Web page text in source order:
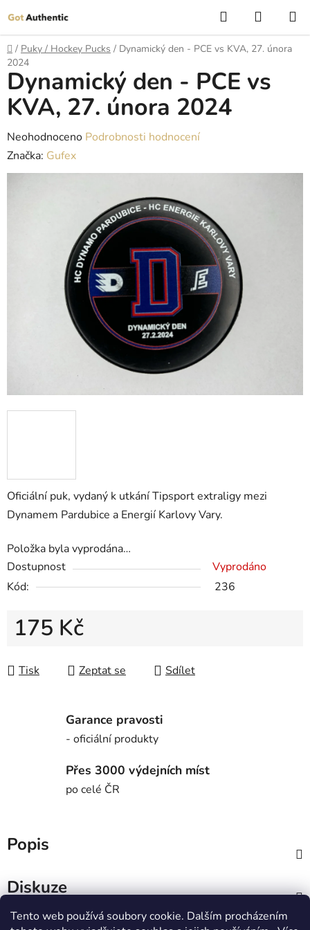
Tento web používá soubory cookie. Dalším procházením
na
obsah
Hledat
KOŠÍK
Domů
/ Puky / Hockey Pucks / Dynamický den - PCE vs KVA, 27. února
2024
Oficiální puk, vydaný k utkání Tipsport extraligy mezi
Dynamem Pardubice a Energií Karlovy Vary.
Položka byla vyprodána…
Dostupnost
Vyprodáno
Kód:
236
175 Kč
Tisk
Zeptat se Sdílet
Dynamický den - PCE vs
KVA, 27. února 2024
Průměrné
hodnocení
produktu
Neohodnoceno Podrobnosti hodnocení
Značka: Gufex
Garance pravosti
- oficiální produkty
Přes 3000 výdejních míst
po celé ČR
Popis
Diskuze